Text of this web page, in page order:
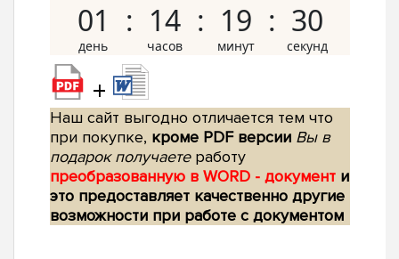
01 14 19 29
+
Наш сайт выгодно отличается тем что
при покупке, кроме PDF версии Вы в
подарок получаетеработу
преобразованную в WORD - документ и
это предоставляет качественно другие
возможности при работе с документом